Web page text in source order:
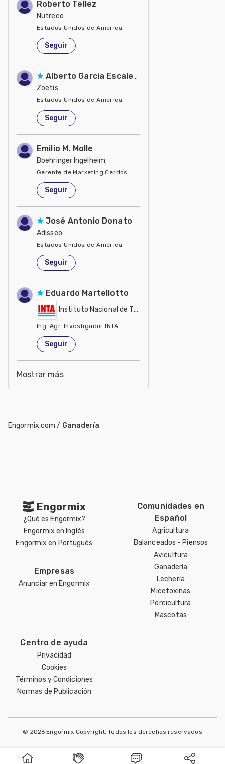
Roberto Tellez
Nutreco
Estados Unidos de América
Seguir
Alberto Garcia Escalera
Zoetis
Estados Unidos de América
Seguir
Emilio M. Molle
Boehringer Ingelheim
Gerente de Marketing Cerdos
Estados Unidos de América
Seguir
José Antonio Donato
Adisseo
Estados Unidos de América
Seguir
Eduardo Martellotto
Instituto Nacional de Tecnología Agropecuaria -
Ing. Agr. Investigador INTA
Estados Unidos de América
Seguir
Mostrar más
Engormix.com / Ganadería
Engormix
¿Qué es Engormix?
Engormix en Inglés
Engormix en Portugués
Empresas
Anunciar en Engormix
Comunidades en
Español
Agricultura
Balanceados - Piensos
Avicultura
Ganadería
Lechería
Micotoxinas
Porcicultura
Mascotas
Centro de ayuda
Privacidad
Cookies
Términos y Condiciones
Normas de Publicación
© 2026 Engormix Copyright. Todos los derechos reservados